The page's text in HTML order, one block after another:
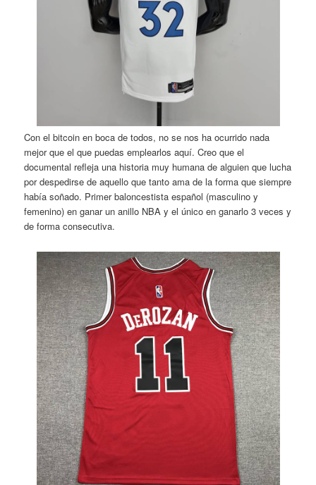
Con el bitcoin en boca de todos, no se nos ha ocurrido nada
mejor que el que puedas emplearlos aquí. Creo que el
documental refleja una historia muy humana de alguien que lucha
por despedirse de aquello que tanto ama de la forma que siempre
había soñado. Primer baloncestista español (masculino y
femenino) en ganar un anillo NBA y el único en ganarlo 3 veces y
de forma consecutiva.